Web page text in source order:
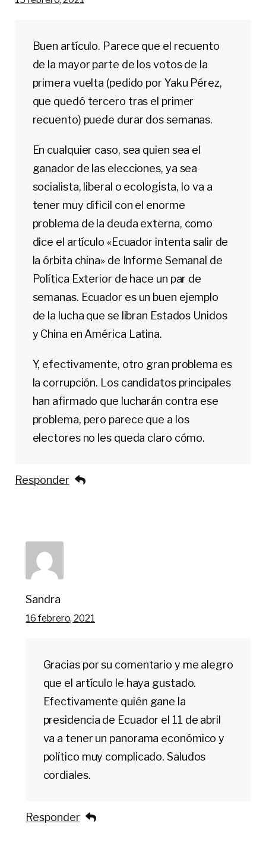
Buen artículo. Parece que el recuento
de la mayor parte de los votos de la
primera vuelta (pedido por Yaku Pérez,
que quedó tercero tras el primer
recuento) puede durar dos semanas.
En cualquier caso, sea quien sea el
ganador de las elecciones, ya sea
socialista, liberal o ecologista, lo va a
tener muy díficil con el enorme
problema de la deuda externa, como
dice el artículo «Ecuador intenta salir de
la órbita china» de Informe Semanal de
Política Exterior de hace un par de
semanas. Ecuador es un buen ejemplo
de la lucha que se libran Estados Unidos
y China en América Latina.
Y, efectivamente, otro gran problema es
la corrupción. Los candidatos principales
han afirmado que lucharán contra ese
problema, pero parece que a los
electores no les queda claro cómo.
Responder
Sandra
16 febrero, 2021
Gracias por su comentario y me alegro
que el artículo le haya gustado.
Efectivamente quién gane la
presidencia de Ecuador el 11 de abril
va a tener un panorama económico y
político muy complicado. Saludos
cordiales.
Responder